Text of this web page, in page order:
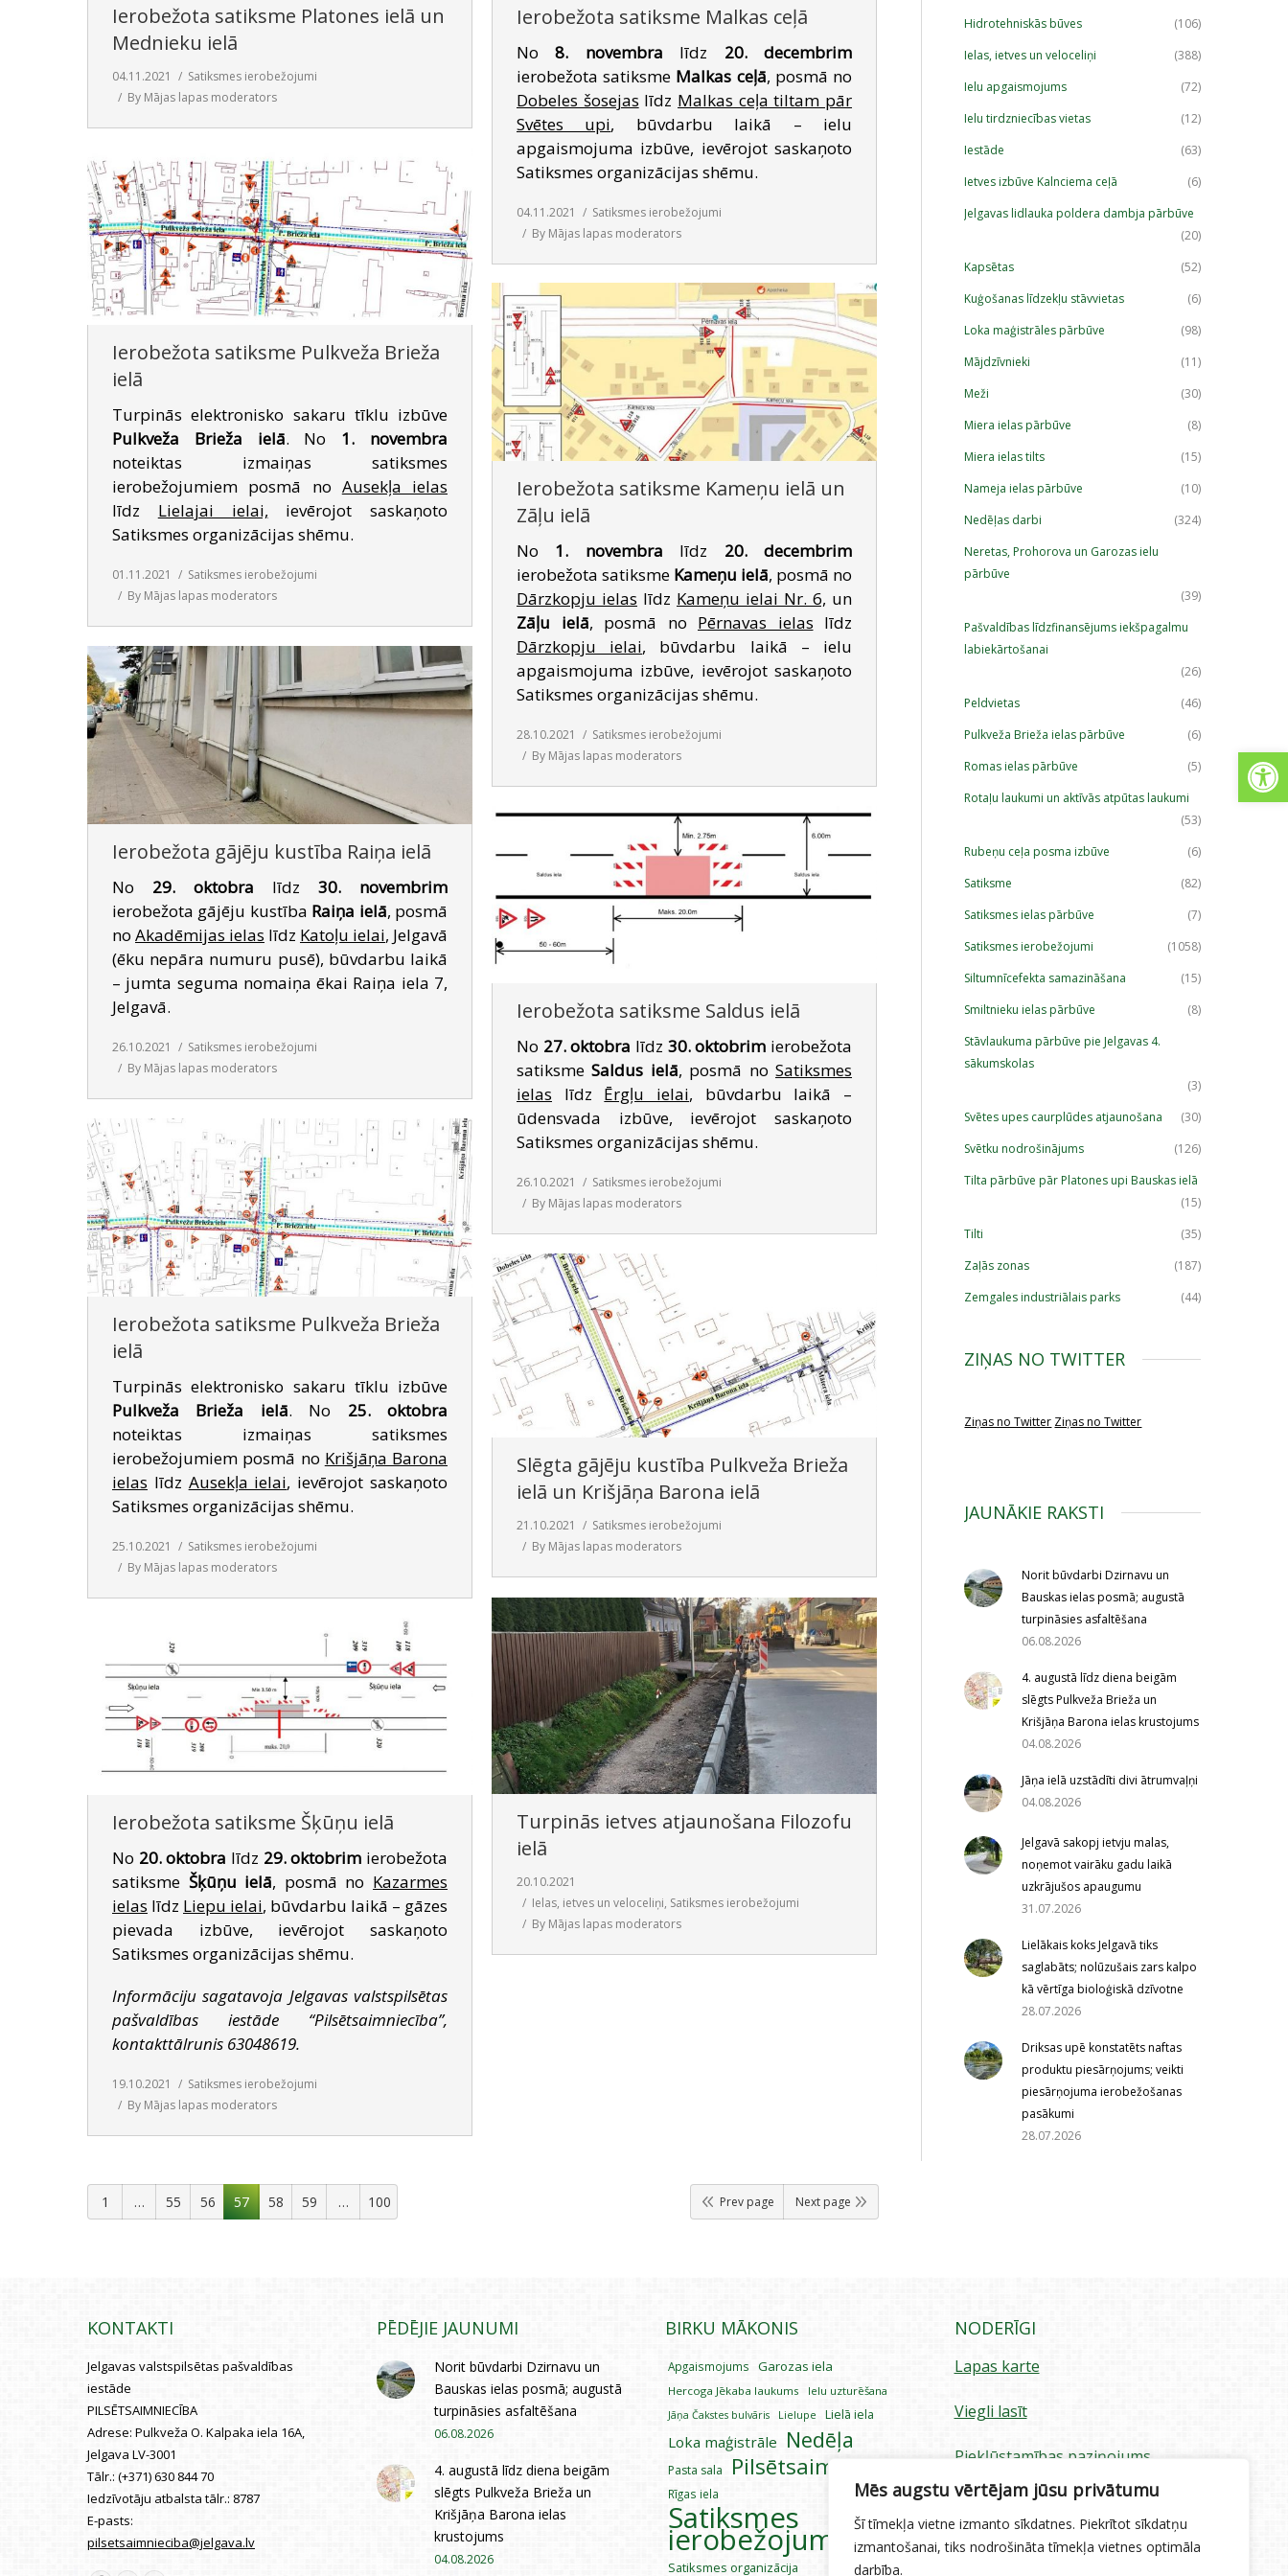
Mēs augstu vērtējam jūsu privātumu
Šī tīmekļa vietne izmanto sīkdatnes. Piekrītot sīkdatņu
izmantošanai, tiks nodrošināta tīmekļa vietnes optimāla
darbība.
Ierobežota satiksme Platones ielā un
Mednieku ielā
04.11.2021
Satiksmes ierobežojumi
By Mājas lapas moderators
Ierobežota satiksme Malkas ceļā
No8. novembra līdz 20. decembrim
ierobežota satiksme Malkas ceļā, posmā no
Dobeles šosejas līdz Malkas ceļa tiltam pār
Svētes upi, būvdarbu laikā – ielu
apgaismojuma izbūve, ievērojot saskaņoto
Satiksmes organizācijas shēmu.
04.11.2021
Satiksmes ierobežojumi
By Mājas lapas moderators
Ierobežota satiksme Pulkveža Brieža
ielā
Turpinās elektronisko sakaru tīklu izbūve
Pulkveža Brieža ielā. No 1. novembra
noteiktas izmaiņas satiksmes
ierobežojumiem posmā no Ausekļa ielas
līdz Lielajai ielai, ievērojot saskaņoto
Satiksmes organizācijas shēmu.
01.11.2021
Satiksmes ierobežojumi
By Mājas lapas moderators
Ierobežota satiksme Kameņu ielā un
Zāļu ielā
No 1. novembra līdz 20. decembrim
ierobežota satiksme Kameņu ielā, posmā no
Dārzkopju ielas līdz Kameņu ielai Nr. 6, un
Zāļu ielā, posmā no Pērnavas ielas līdz
Dārzkopju ielai, būvdarbu laikā – ielu
apgaismojuma izbūve, ievērojot saskaņoto
Satiksmes organizācijas shēmu.
28.10.2021
Satiksmes ierobežojumi
By Mājas lapas moderators
Ierobežota gājēju kustība Raiņa ielā
No 29. oktobra līdz 30. novembrim
ierobežota gājēju kustība Raiņa ielā, posmā
no Akadēmijas ielas līdz Katoļu ielai, Jelgavā
(ēku nepāra numuru pusē), būvdarbu laikā
– jumta seguma nomaiņa ēkai Raiņa iela 7,
Jelgavā.
26.10.2021
Satiksmes ierobežojumi
By Mājas lapas moderators
Ierobežota satiksme Saldus ielā
No 27. oktobra līdz 30. oktobrim ierobežota
satiksmeSaldus ielā, posmā noSatiksmes
ielas līdz Ērgļu ielai, būvdarbu laikā –
ūdensvada izbūve, ievērojot saskaņoto
Satiksmes organizācijas shēmu.
26.10.2021
Satiksmes ierobežojumi
By Mājas lapas moderators
Ierobežota satiksme Pulkveža Brieža
ielā
Turpinās elektronisko sakaru tīklu izbūve
Pulkveža Brieža ielā. No 25. oktobra
noteiktas izmaiņas satiksmes
ierobežojumiem posmā no Krišjāņa Barona
ielas līdz Ausekļa ielai, ievērojot saskaņoto
Satiksmes organizācijas shēmu.
25.10.2021
Satiksmes ierobežojumi
By Mājas lapas moderators
Slēgta gājēju kustība Pulkveža Brieža
ielā un Krišjāņa Barona ielā
21.10.2021
Satiksmes ierobežojumi
By Mājas lapas moderators
Turpinās ietves atjaunošana Filozofu
ielā
20.10.2021
Ielas, ietves un veloceliņi, Satiksmes ierobežojumi
By Mājas lapas moderators
Ierobežota satiksme Šķūņu ielā
No 20. oktobra līdz 29. oktobrim ierobežota
satiksme Šķūņu ielā, posmā no Kazarmes
ielas līdz Liepu ielai, būvdarbu laikā – gāzes
pievada izbūve, ievērojot saskaņoto
Satiksmes organizācijas shēmu.
Informāciju sagatavoja Jelgavas valstspilsētas
pašvaldības iestāde “Pilsētsaimniecība”,
kontakttālrunis 63048619.
19.10.2021
Satiksmes ierobežojumi
By Mājas lapas moderators
1 … 55 56 57 58 59 … 100 Prev page Next page
Hidrotehniskās būves
(106)
Ielas, ietves un veloceliņi
(388)
Ielu apgaismojums
(72)
Ielu tirdzniecības vietas
(12)
Iestāde
(63)
Ietves izbūve Kalnciema ceļā
(6)
Jelgavas lidlauka poldera dambja pārbūve
(20)
Kapsētas
(52)
Kuģošanas līdzekļu stāvvietas
(6)
Loka maģistrāles pārbūve
(98)
Mājdzīvnieki
(11)
Meži
(30)
Miera ielas pārbūve
(8)
Miera ielas tilts
(15)
Nameja ielas pārbūve
(10)
Nedēļas darbi
(324)
Neretas, Prohorova un Garozas ielu
pārbūve
(39)
Pašvaldības līdzfinansējums iekšpagalmu
labiekārtošanai
(26)
Peldvietas
(46)
Pulkveža Brieža ielas pārbūve
(6)
Romas ielas pārbūve
(5)
Rotaļu laukumi un aktīvās atpūtas laukumi
(53)
Rubeņu ceļa posma izbūve
(6)
Satiksme
(82)
Satiksmes ielas pārbūve
(7)
Satiksmes ierobežojumi
(1058)
Siltumnīcefekta samazināšana
(15)
Smiltnieku ielas pārbūve
(8)
Stāvlaukuma pārbūve pie Jelgavas 4.
sākumskolas
(3)
Svētes upes caurplūdes atjaunošana
(30)
Svētku nodrošinājums
(126)
Tilta pārbūve pār Platones upi Bauskas ielā
(15)
Tilti
(35)
Zaļās zonas
(187)
Zemgales industriālais parks
(44)
ZIŅAS NO TWITTER
Ziņas no Twitter Ziņas no Twitter
JAUNĀKIE RAKSTI
Norit būvdarbi Dzirnavu un
Bauskas ielas posmā; augustā
turpināsies asfaltēšana
06.08.2026
4. augustā līdz diena beigām
slēgts Pulkveža Brieža un
Krišjāņa Barona ielas krustojums
04.08.2026
Jāņa ielā uzstādīti divi ātrumvaļņi
04.08.2026
Jelgavā sakopj ietvju malas,
noņemot vairāku gadu laikā
uzkrājušos apaugumu
31.07.2026
Lielākais koks Jelgavā tiks
saglabāts; nolūzušais zars kalpo
kā vērtīga bioloģiskā dzīvotne
28.07.2026
Driksas upē konstatēts naftas
produktu piesārņojums; veikti
piesārņojuma ierobežošanas
pasākumi
28.07.2026
KONTAKTI
Jelgavas valstspilsētas pašvaldības
iestāde
PILSĒTSAIMNIECĪBA
Adrese: Pulkveža O. Kalpaka iela 16A,
Jelgava LV-3001
Tālr.: (+371) 630 844 70
Iedzīvotāju atbalsta tālr.: 8787
E-pasts:
pilsetsaimnieciba@jelgava.lv
PĒDĒJIE JAUNUMI
Norit būvdarbi Dzirnavu un
Bauskas ielas posmā; augustā
turpināsies asfaltēšana
06.08.2026
4. augustā līdz diena beigām
slēgts Pulkveža Brieža un
Krišjāņa Barona ielas
krustojums
04.08.2026
BIRKU MĀKONIS
Apgaismojums Garozas iela
Hercoga Jēkaba laukums Ielu uzturēšana
Jāņa Čakstes bulvāris Lielupe Lielā iela
Loka maģistrāle Nedēļa
Pasta sala Pilsētsaimniecība
Rīgas iela
Satiksmes
ierobežojumi
Satiksmes organizācija
NODERĪGI
Lapas karte
Viegli lasīt
Piekļūstamības paziņojums
Sīkdatņu izmantošana
Privātuma politika